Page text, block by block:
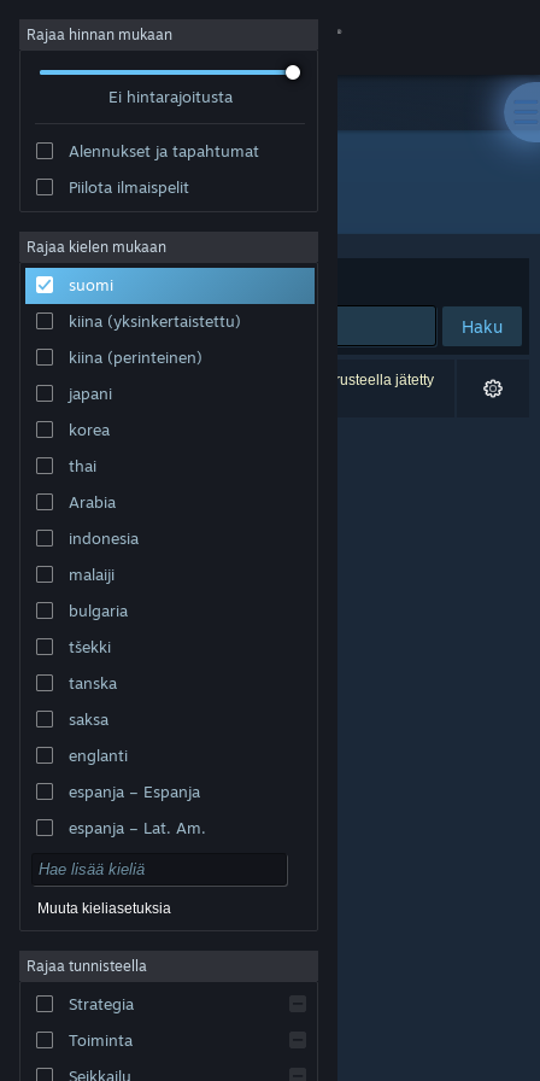
Kirjaudu sisään
Tietoa
Tuki
Vaihda kieli
Hanki Steam-mobiilisovellus
Näytä työpöytäsivusto
© Valve Corporation. Kaikki oikeudet pidätetään. Kaikki
Yhdysvalloissa ja kaikkialla maailmassa.
Helppokäyttötoiminnot
Hyvitykset|Evästeet
Rajaa hinnan mukaan
Ei hintarajoitusta
Alennukset ja tapahtumat
Piilota ilmaispelit
Rajaa kielen mukaan
suomi
kiina (yksinkertaistettu)
kiina (perinteinen)
japani
korea
thai
Arabia
indonesia
malaiji
bulgaria
tšekki
tanska
saksa
englanti
espanja – Espanja
espanja – Lat. Am.
Muuta kieliasetuksia
Rajaa tunnisteella
Strategia
Toiminta
Seikkailu
Kehittäjä: LAUNDRY GAMES
Järjestelyperuste
Haku
0 tulosta vastaa hakuasi. 1 peli on asetustesi perusteella jätetty
pois.